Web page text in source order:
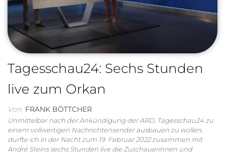
Tagesschau24: Sechs Stunden
live zum Orkan
Von FRANK BÖTTCHER
Unmittelbar nach der Ankündigung der ARD, Tagesschau24 zu
einem vollwertigen Nachrichtensender ausbauen zu wollen,
durfte ich in der Nacht zum 19. Februar 2022 zusammen mit
André Steins sechs Stunden live die Zuschauerinnen und